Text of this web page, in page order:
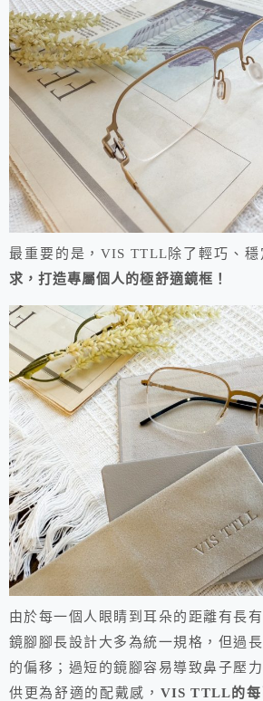
最重要的是，VIS TTLL除了輕巧、
求，打造專屬個人的極舒適鏡框！
由於每一個人眼睛到耳朵的距離有長
鏡腳腳長設計大多為統一規格，但過
的偏移；過短的鏡腳容易導致鼻子壓
供更為舒適的配戴感， VIS TTLL的每